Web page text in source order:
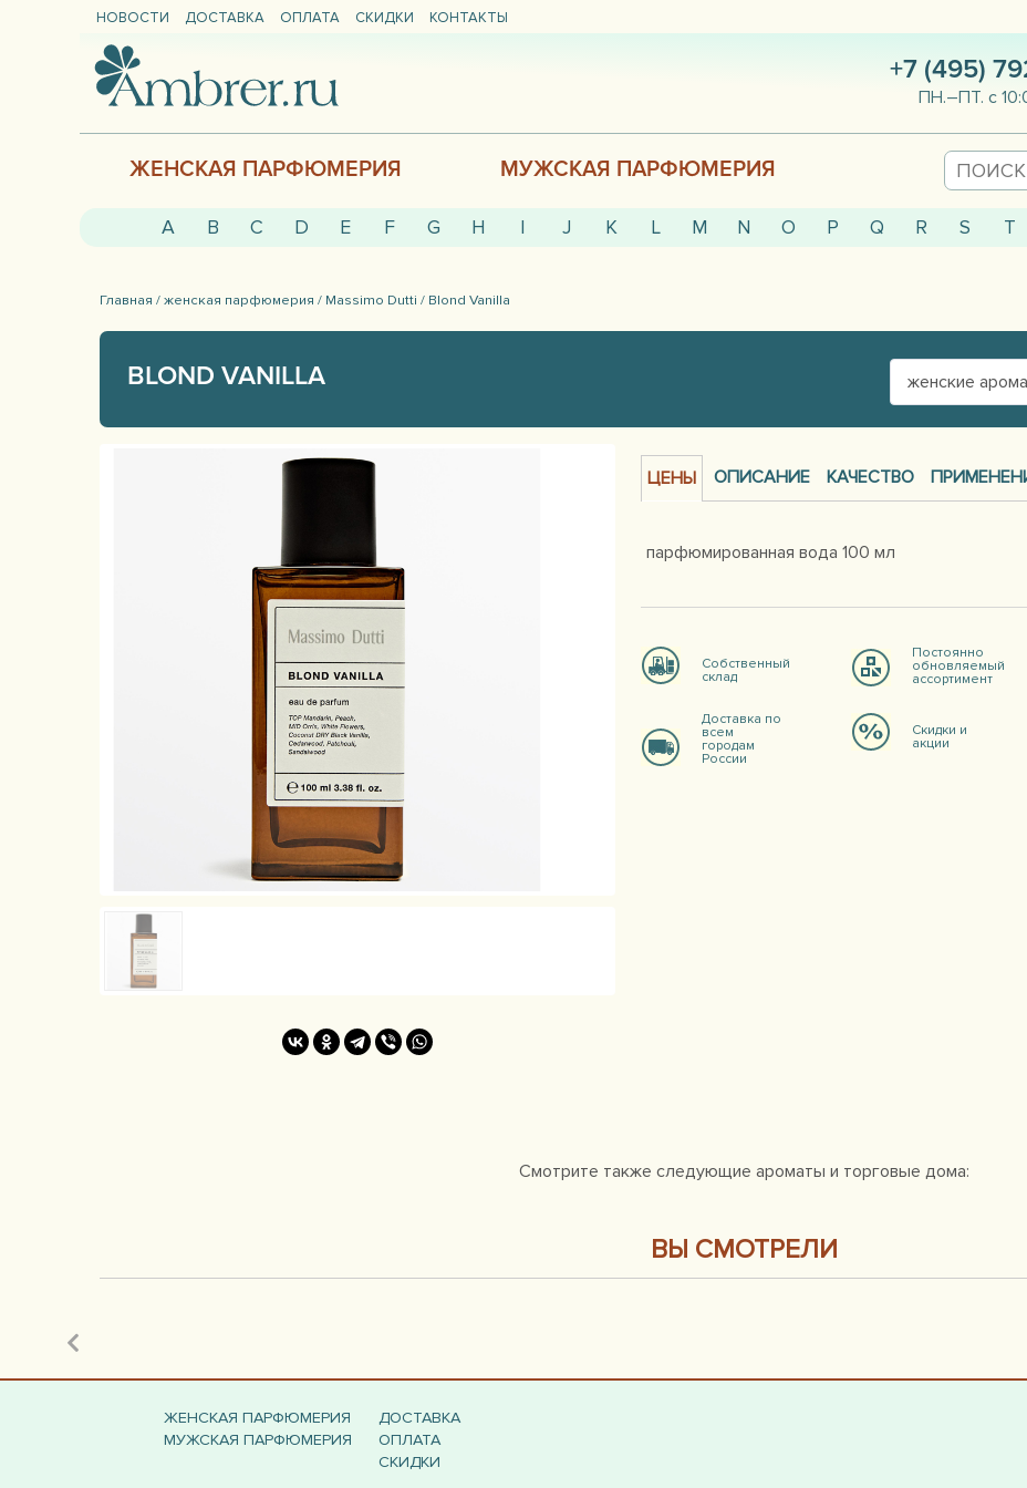
НОВОСТИ ДОСТАВКА ОПЛАТА СКИДКИ КОНТАКТЫ
+7 (495)
ПН.–ПТ. с
ЖЕНСКАЯ ПАРФЮМЕРИЯ МУЖСКАЯ ПАРФЮМЕРИЯ
A B C D E F G H I J K L M N O P Q R S T
Главная /женская парфюмерия / Massimo Dutti / Blond Vanilla
BLOND VANILLA женские
ЦЕНЫ ОПИСАНИЕ КАЧЕСТВО
парфюмированная вода 100 мл
Собственный
склад
Постоянно
обновляемый
ассортимент
Доставка по
всем
городам
России
Скидки и
акции
Смотрите также следующие ароматы и торговые дома:
ВЫ СМОТРЕЛИ
ЖЕНСКАЯ ПАРФЮМЕРИЯ
МУЖСКАЯ ПАРФЮМЕРИЯ
ДОСТАВКА
ОПЛАТА
СКИДКИ